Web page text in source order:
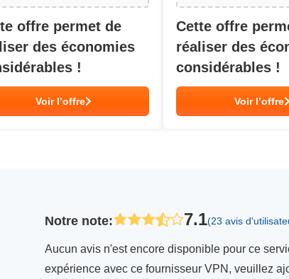
offre permet de
des économies
!
Voir l’offre
Cette offre
réaliser des
considérables !
Voir l’offre
Notre note: 7.1(23 avis
Aucun avis n'est encore disponible pour ce
expérience avec ce fournisseur VPN, veuillez